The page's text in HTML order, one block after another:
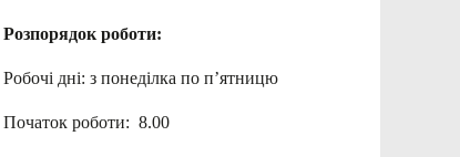
Розпорядок роботи:
Робочі дні: з понеділка по п’ятницю
Початок роботи: 8.00